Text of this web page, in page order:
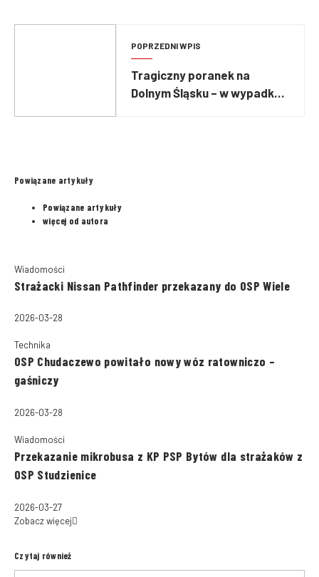
POPRZEDNI WPIS
Tragiczny poranek na
Dolnym Śląsku – w wypadku
Powiązane artykuły
Powiązane artykuły
więcej od autora
Wiadomości
Strażacki Nissan Pathfinder przekazany do OSP Wiele
2026-03-28
Technika
OSP Chudaczewo powitało nowy wóz ratowniczo –
gaśniczy
2026-03-28
Wiadomości
Przekazanie mikrobusa z KP PSP Bytów dla strażaków z
OSP Studzienice
2026-03-27
Zobacz więcej
Czytaj również